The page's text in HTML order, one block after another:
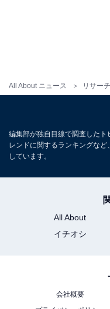
All About ニュース リサーチ
編集部が独自目線で調査したト
レンドに関するランキングな
しています。
All About
イチオシ
会社概要